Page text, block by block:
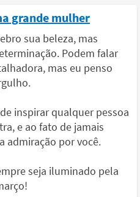
grande mulher
sua beleza, mas
Podem falar
mas eu penso
inspirar qualquer pessoa
e ao fato de jamais
admiração por você.
seja iluminado pela